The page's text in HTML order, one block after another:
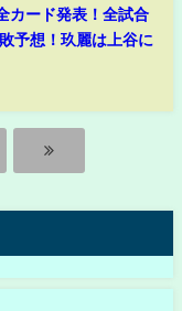
カード発表！全試合
予想！玖麗は上谷に